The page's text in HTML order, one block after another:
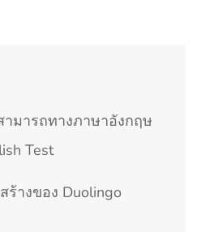
มารถทางภาษาอังกฤษ
Test
ร้างของ Duolingo